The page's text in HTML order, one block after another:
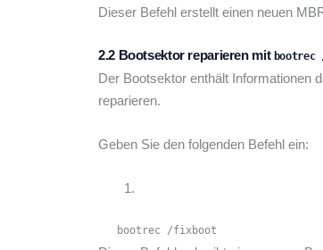
Dieser Befehl erstellt einen neuen
2.2 Bootsektor reparieren mit
Der Bootsektor enthält Informationen
reparieren.
Geben Sie den folgenden Befehl ein:
   bootrec /fixboot